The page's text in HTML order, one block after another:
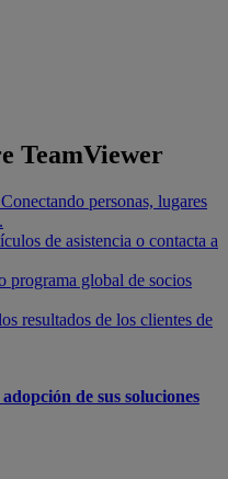
TeamViewer
Conectando personas, lugares
de asistencia o contacta a
programa global de socios
resultados de los clientes de
de sus soluciones